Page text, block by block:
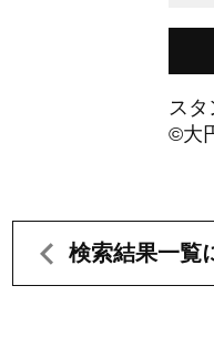
スタ
©大
検索結果一覧